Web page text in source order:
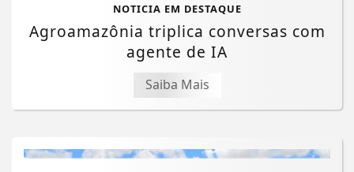
NOTICIA EM DESTAQUE
Agroamazônia triplica conversas com
agente de IA
Saiba Mais